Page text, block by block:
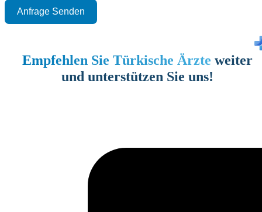
Anfrage Senden
Empfehlen Sie Türkische Ärzte weiter
und unterstützen Sie uns!